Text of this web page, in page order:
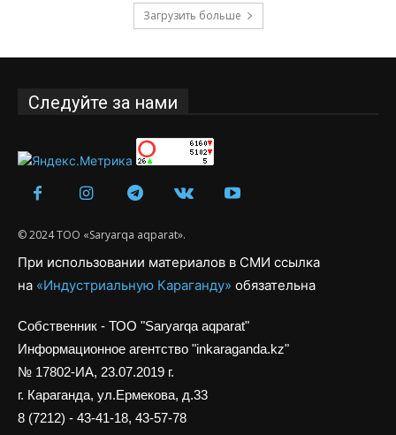
Загрузить больше
Следуйте за нами
© 2024 ТОО «Saryarqa aqparat».
При использовании материалов в СМИ ссылка
на «Индустриальную Караганду» обязательна
Собственник - ТОО "Saryarqa aqparat"
Информационное агентство "inkaraganda.kz"
№ 17802-ИА, 23.07.2019 г.
г. Караганда, ул.Ермекова, д.33
8 (7212) - 43-41-18, 43-57-78